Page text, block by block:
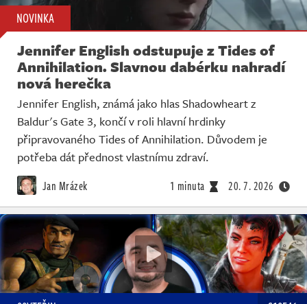
NOVINKA
Jennifer English odstupuje z Tides of
Annihilation. Slavnou dabérku nahradí
nová herečka
Jennifer English, známá jako hlas Shadowheart z
Baldur's Gate 3, končí v roli hlavní hrdinky
připravovaného Tides of Annihilation. Důvodem je
potřeba dát přednost vlastnímu zdraví.
Jan Mrázek 1 minuta 20. 7. 2026